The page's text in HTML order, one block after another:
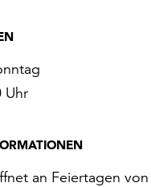
Uhr
an Feiertagen